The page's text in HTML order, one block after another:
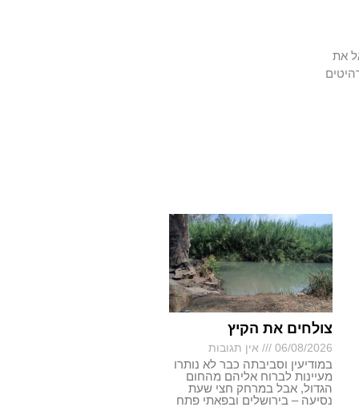
את
צולחים את הקיץ
06/08/2026 אין תגובות
במודיעין וסביבתה כבר לא נותרו
מעיינות לברוח אליהם מהחום
הגדול, אבל במרחק חצי שעת
נסיעה – בירושלים ובפאתי פתח